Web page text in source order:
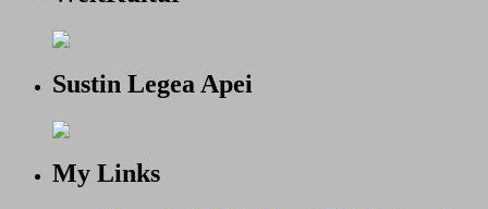
Sustin Legea Apei
My Links